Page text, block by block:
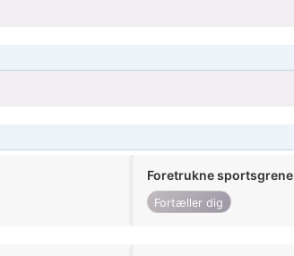
Foretrukne sportsgrene
Fortæller dig